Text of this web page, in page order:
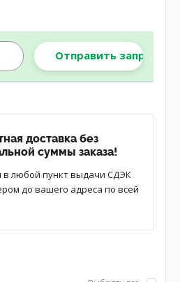
Отправить запрос
доставка без
суммы заказа!
в любой пункт выдачи СДЭК
до вашего адреса по всей